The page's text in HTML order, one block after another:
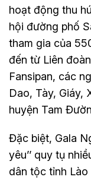
hoạt động thu
hội đường phố
tham gia của
đến từ Liên
Fansipan, các
Dao, Tày, Giáy,
huyện Tam
Đặc biệt, Gala
yêu’’ quy tụ
dân tộc tỉnh Lào